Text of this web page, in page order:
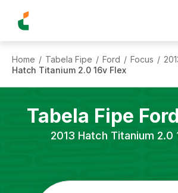
Home / Tabela Fipe / Ford / Focus /
Hatch Titanium 2.0 16v Flex
Tabela Fipe Ford
2013 Hatch Titanium 2.0